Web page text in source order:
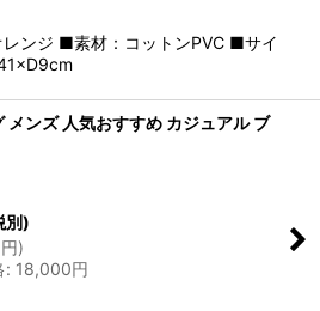
ンジ ■素材：コットンPVC ■サイ
メンズ 人気おすすめ カジュアル ブ
別)
円)
: 18,000円